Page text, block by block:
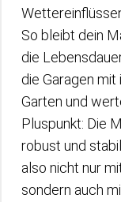
So bleibt dein
die
die Garagen
Garten und
Pluspunkt: Die
robust und
also nicht nur
sondern auch